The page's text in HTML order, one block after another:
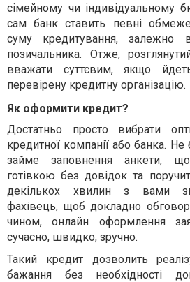
сімейному чи індивідуальному
сам банк ставить певні
суму кредитування, залежно
позичальника. Отже,
вважати суттєвим, якщо
перевірену кредитну організацію.
Як оформити кредит?
Достатньо просто вибрати
кредитної компанії або банка.
займе заповнення анкети,
готівкою без довідок та
декількох хвилин з вами
фахівець, щоб докладно
чином, онлайн оформлення
сучасно, швидко, зручно.
Такий кредит дозволить
бажання без необхідності